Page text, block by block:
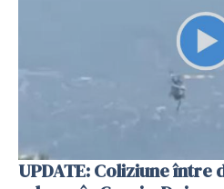
UPDATE: Coliziune